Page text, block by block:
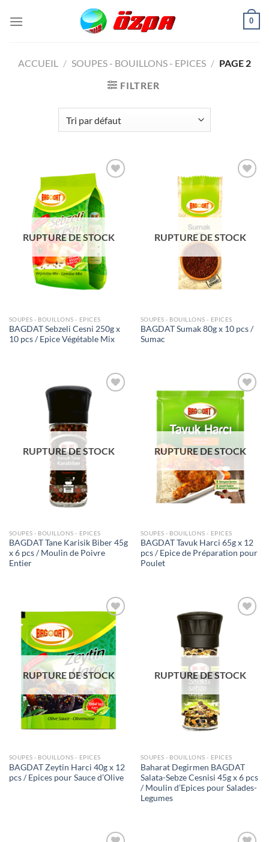
0
ACCUEIL / SOUPES - BOUILLONS - EPICES / PAGE 2
FILTRER
Ajouter
à la liste
souhaits
RUPTURE DE STOCK
SOUPES - BOUILLONS - EPICES
BAGDAT Sebzeli Cesni 250g x
10 pcs / Epice Végétable Mix
RUPTURE DE STOCK
SOUPES - BOUILLONS - EPICES
BAGDAT Sumak 80g x 10 pcs /
Sumac
RUPTURE DE STOCK
SOUPES - BOUILLONS - EPICES
BAGDAT Tane Karisik Biber 45g
x 6 pcs / Moulin de Poivre
Entier
Ajouter
de
souhaits
RUPTURE DE STOCK
SOUPES - BOUILLONS - EPICES
BAGDAT Tavuk Harci 65g x 12
pcs / Epice de Préparation pour
Poulet
Ajouter
à la liste
de
souhaits
RUPTURE DE STOCK
SOUPES - BOUILLONS - EPICES
BAGDAT Zeytin Harci 40g x 12
pcs / Epices pour Sauce d’Olive
RUPTURE DE STOCK
SOUPES - BOUILLONS - EPICES
Baharat Degirmen BAGDAT
Salata-Sebze Cesnisi 45g x 6 pcs
/ Moulin d’Epices pour Salades-
Legumes